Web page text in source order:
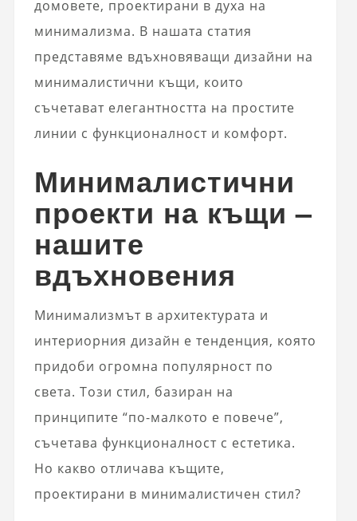
домовете, проектирани в духа на
минимализма. В нашата статия
представяме вдъхновяващи дизайни на
минималистични къщи, които
съчетават елегантността на простите
линии с функционалност и комфорт.
Минималистични
проекти на къщи –
нашите
вдъхновения
Минимализмът в архитектурата и
интериорния дизайн е тенденция, която
придоби огромна популярност по
света. Този стил, базиран на
принципите “по-малкото е повече”,
съчетава функционалност с естетика.
Но какво отличава къщите,
проектирани в минималистичен стил?